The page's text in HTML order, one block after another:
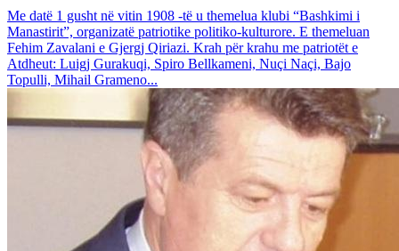
Me datë 1 gusht në vitin 1908 -të u themelua klubi “Bashkimi i
Manastirit”, organizatë patriotike politiko-kulturore. E themeluan
Fehim Zavalani e Gjergj Qiriazi. Krah për krahu me patriotët e
Atdheut: Luigj Gurakuqi, Spiro Bellkameni, Nuçi Naçi, Bajo
Topulli, Mihail Grameno...